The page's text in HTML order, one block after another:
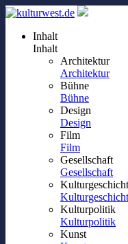
Inhalt
Inhalt
Architektur
Architektur
Bühne
Bühne
Design
Design
Film
Film
Gesellschaft
Gesellschaft
Kulturpolitik
Kulturpolitik
Kunst